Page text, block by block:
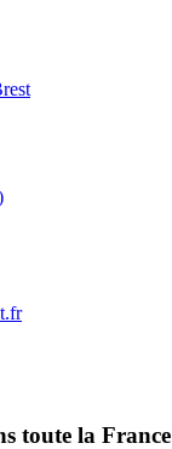
toute la France